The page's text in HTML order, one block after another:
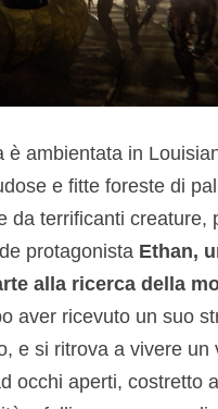
è ambientata in
e fitte foreste di
da terrificanti creature,
protagonista Ethan,
alla ricerca della
aver ricevuto un suo
e si ritrova a vivere un
occhi aperti, costretto